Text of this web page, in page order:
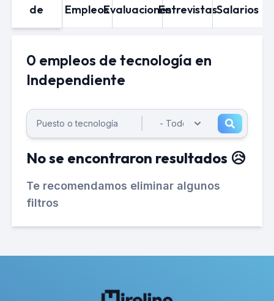
de
EmpleosEvaluacionesEntrevistasSalarios
0 empleos de tecnología en
Independiente
No se encontraron resultados 😥
Te recomendamos eliminar algunos
filtros